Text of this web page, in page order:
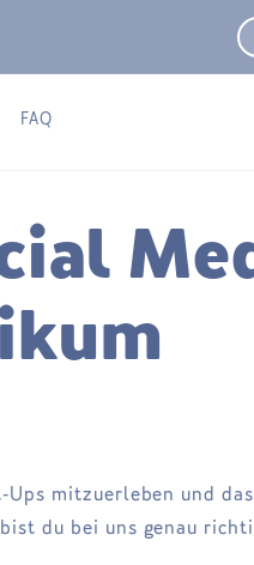
FAQ
mitzuerleben und
du bei uns genau